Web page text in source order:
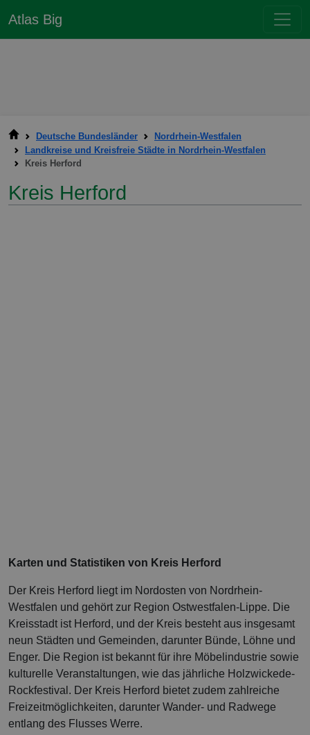
Atlas Big
Deutsche Bundesländer
Nordrhein-Westfalen
Landkreise und Kreisfreie Städte in Nordrhein-Westfalen
Kreis Herford
Kreis Herford
Karten und Statistiken von Kreis Herford
Der Kreis Herford liegt im Nordosten von Nordrhein-
Westfalen und gehört zur Region Ostwestfalen-Lippe. Die
Kreisstadt ist Herford, und der Kreis besteht aus insgesamt
neun Städten und Gemeinden, darunter Bünde, Löhne und
Enger. Die Region ist bekannt für ihre Möbelindustrie sowie
kulturelle Veranstaltungen, wie das jährliche Holzwickede-
Rockfestival. Der Kreis Herford bietet zudem zahlreiche
Freizeitmöglichkeiten, darunter Wander- und Radwege
entlang des Flusses Werre.